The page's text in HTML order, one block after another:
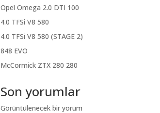
Opel Omega 2.0 DTI 100
4.0 TFSi V8 580
4.0 TFSi V8 580 (STAGE 2)
848 EVO
McCormick ZTX 280 280
Son yorumlar
Görüntülenecek bir yorum